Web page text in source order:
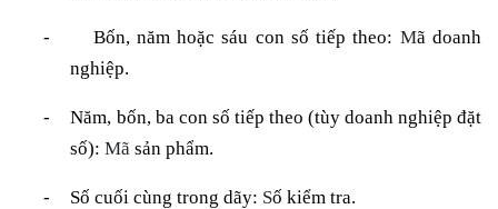
- Bốn, năm hoặc sáu con số tiếp theo: Mã doanh
nghiệp.
-
Năm, bốn, ba con số tiếp theo (tùy doanh nghiệp đặt
số): Mã sản phẩm.
- Số cuối cùng trong dãy: Số kiểm tra.